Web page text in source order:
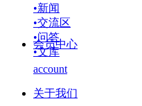
•新闻
•交流区
•问答
•文库
会员中心
account
关于我们